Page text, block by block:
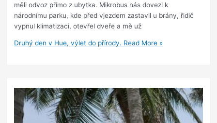
měli odvoz přímo z ubytka. Mikrobus nás dovezl k
národnímu parku, kde před vjezdem zastavil u brány, řidič
vypnul klimatizaci, otevřel dveře a mě už
Druhý den v Hue, výlet do přírody. Read More »